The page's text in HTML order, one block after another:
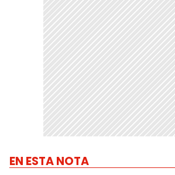
EN ESTA NOTA